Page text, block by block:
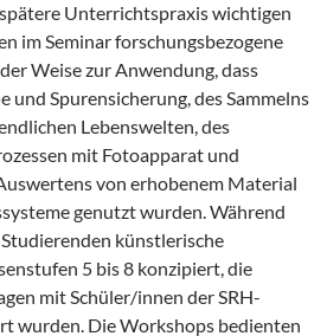
Unterrichtspraxis wichtigen
im Seminar forschungsbezogene
Weise zur Anwendung, dass
und Spurensicherung, des Sammelns
Lebenswelten, des
mit Fotoapparat und
von erhobenem Material
genutzt wurden. Während
künstlerische
5 bis 8 konzipiert, die
mit Schüler/innen der SRH-
wurden. Die Workshops bedienten